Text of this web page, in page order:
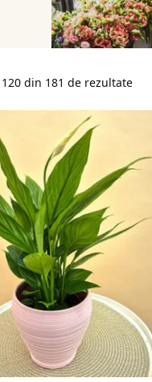
din 181 de rezultate